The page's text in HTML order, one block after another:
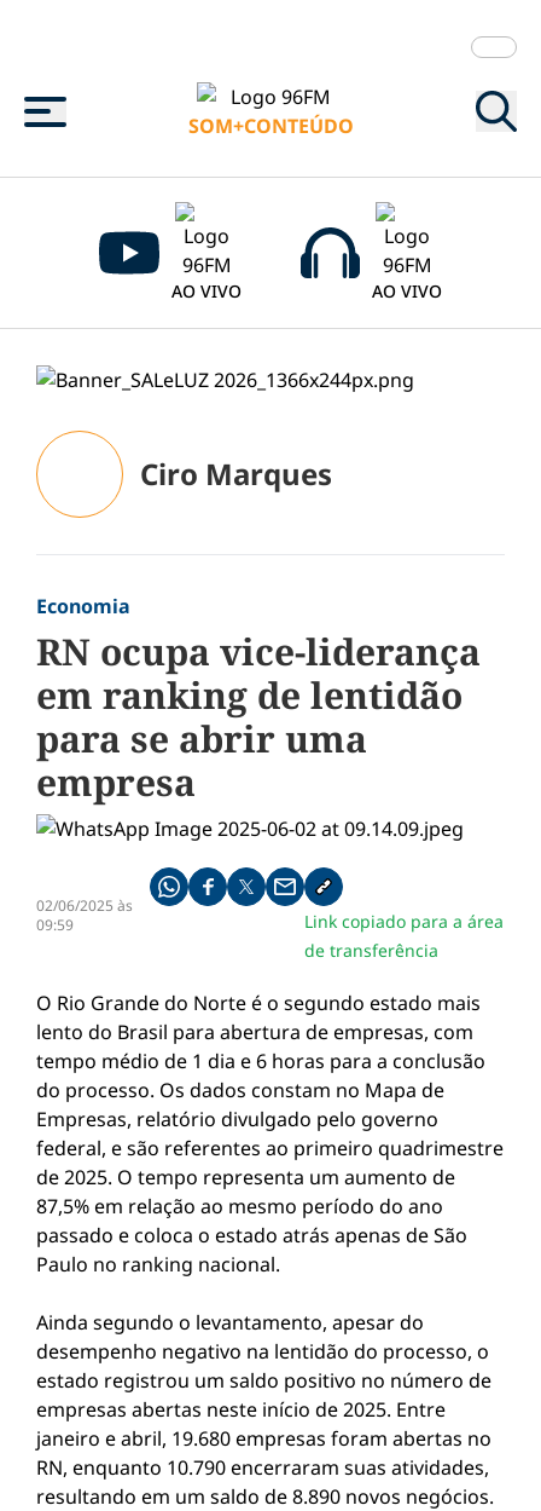
Menu
SOM+CONTEÚDO
AO VIVO AO VIVO
Ciro Marques
Economia
RN ocupa vice-liderança
em ranking de lentidão
para se abrir uma
empresa
02/06/2025 às
09:59
Compartilhe pelo whatsapp
Compartilhar no facebook
Compartilhar no twitter
Compartilhe pelo email
Copiar link da notícia
Link copiado para a área
de transferência
O Rio Grande do Norte é o segundo estado mais
lento do Brasil para abertura de empresas, com
tempo médio de 1 dia e 6 horas para a conclusão
do processo. Os dados constam no Mapa de
Empresas, relatório divulgado pelo governo
federal, e são referentes ao primeiro quadrimestre
de 2025. O tempo representa um aumento de
87,5% em relação ao mesmo período do ano
passado e coloca o estado atrás apenas de São
Paulo no ranking nacional.
Ainda segundo o levantamento, apesar do
desempenho negativo na lentidão do processo, o
estado registrou um saldo positivo no número de
empresas abertas neste início de 2025. Entre
janeiro e abril, 19.680 empresas foram abertas no
RN, enquanto 10.790 encerraram suas atividades,
resultando em um saldo de 8.890 novos negócios.